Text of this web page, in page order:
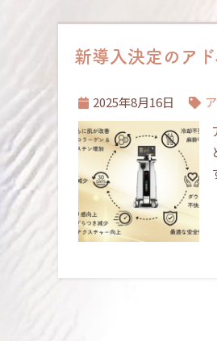
新導入決定のア
2025年8月16日